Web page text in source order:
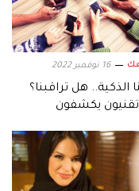
16 نوفمبر 2022
الذكية.. هل تراقبنا؟
تقنيون يكشفون